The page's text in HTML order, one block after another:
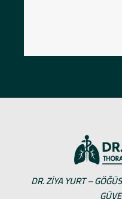
DR. ZIYA YURT –